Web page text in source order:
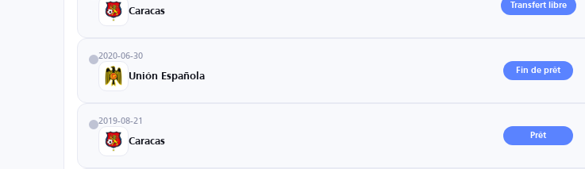
Caracas
Transfert libre
2020-06-30
Unión Española
Fin de prêt
2019-08-21
Caracas
Prêt